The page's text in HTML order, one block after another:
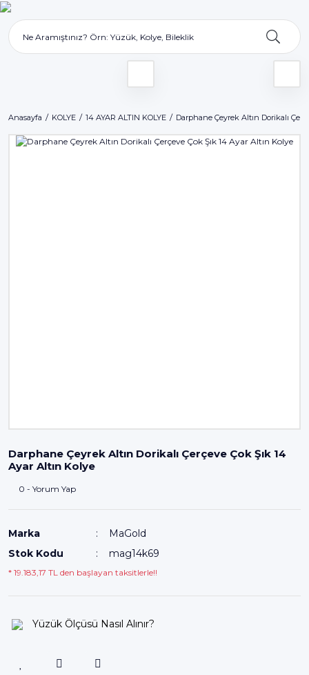
Anasayfa KOLYE 14 AYAR ALTIN KOLYE Darphane Çeyrek Altın Dorikalı
Darphane Çeyrek Altın Dorikalı Çerçeve Çok Şık 14
Ayar Altın Kolye
0 - Yorum Yap
Marka
MaGold
Stok Kodu
mag14k69
* 19.183,17 TL den başlayan taksitlerle!!
Yüzük Ölçüsü Nasıl Alınır?